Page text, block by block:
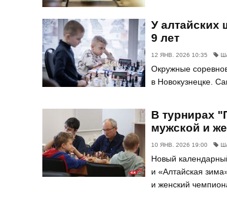
У алтайских
9 лет
12 ЯНВ. 2026 10:35
Окружные
в Новокузнецке.
В турнирах
мужской и
10 ЯНВ. 2026 19:00
Новый
и «Алтайская
и женский